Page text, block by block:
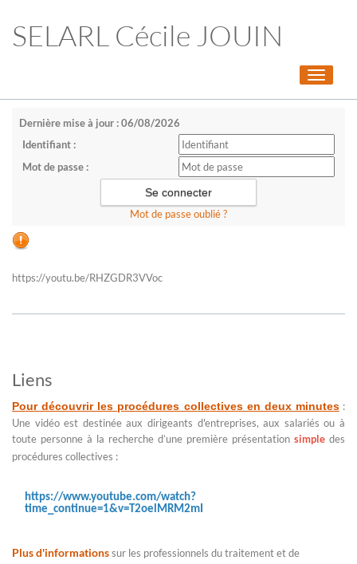
SELARL Cécile JOUIN
Toggle
Dernière mise à jour : 06/08/2026
Identifiant :
Mot de passe :
Mot de passe oublié ?
https://youtu.be/RHZGDR3VVoc
Liens
Pour découvrir les procédures collectives en deux minutes :
Une vidéo est destinée aux dirigeants d'entreprises, aux salariés ou à
toute personne à la recherche d’une première présentation simple des
procédures collectives :
https://www.youtube.com/watch?
time_continue=1&v=T2oelMRM2mI
Plus d'informationssur les professionnels du traitement et de